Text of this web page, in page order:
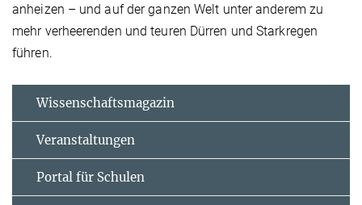
anheizen – und auf der ganzen Welt unter anderem zu
mehr verheerenden und teuren Dürren und Starkregen
führen.
Wissenschaftsmagazin
Veranstaltungen
Portal für Schulen